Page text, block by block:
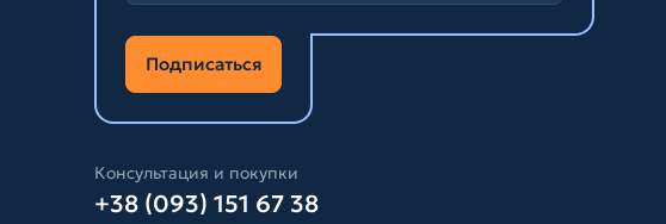
Подписаться
Консультация и покупки
+38 (093) 151 67 38